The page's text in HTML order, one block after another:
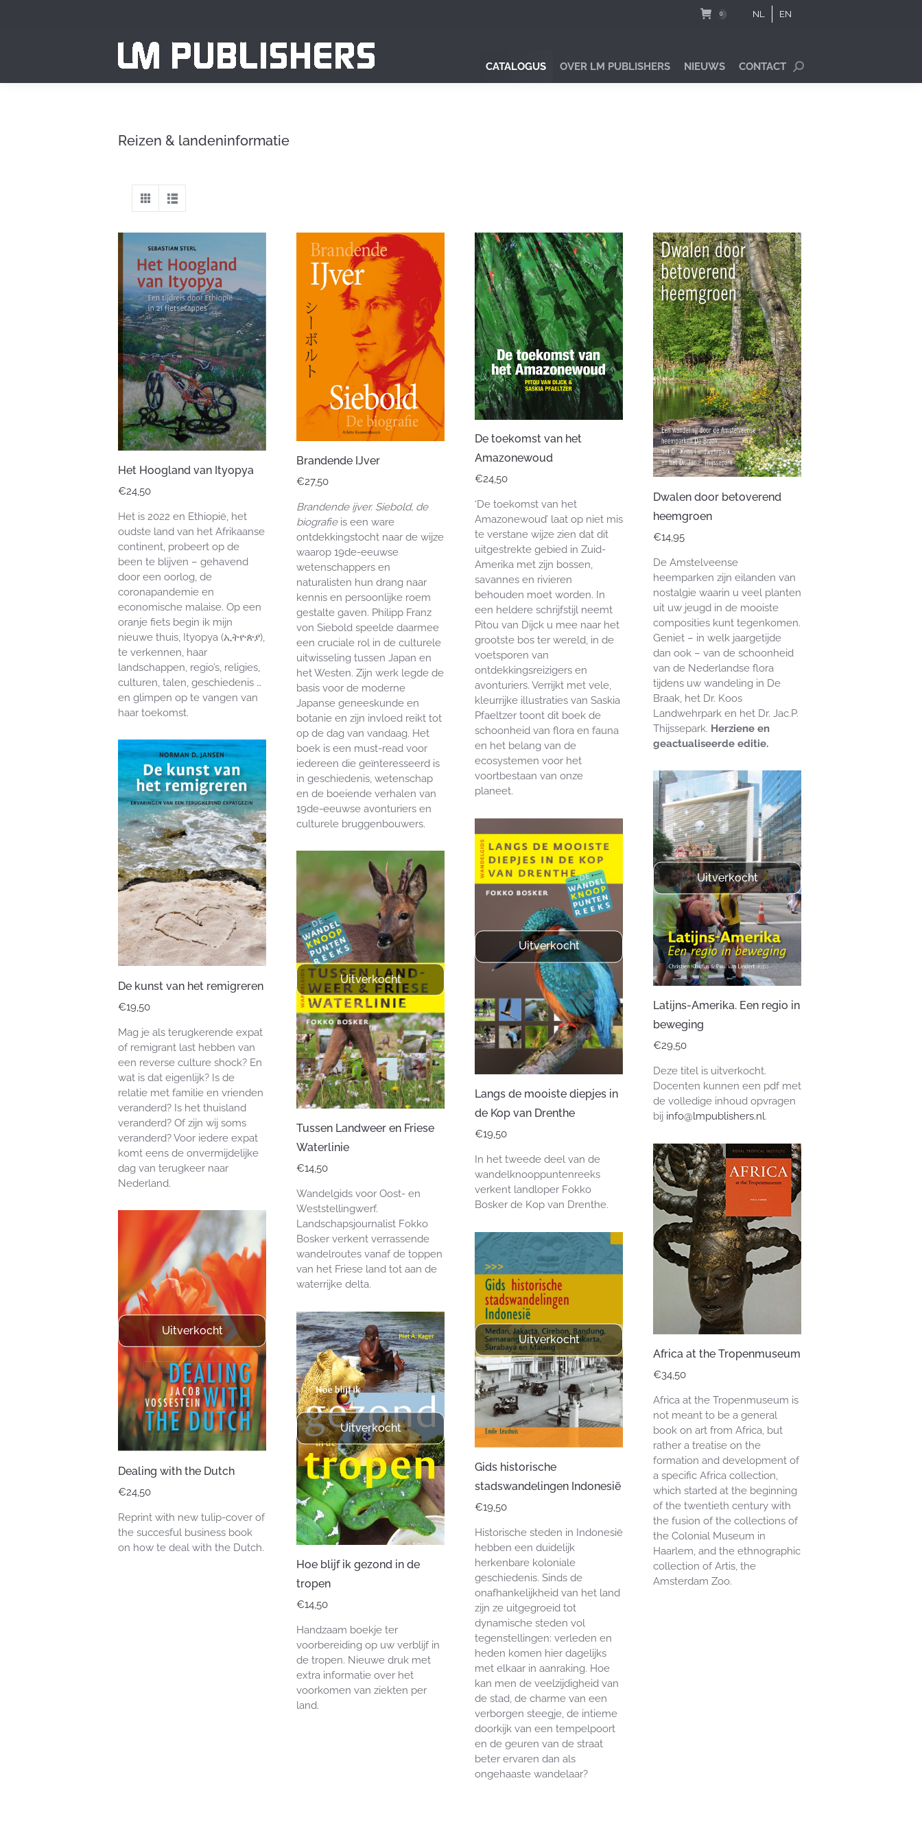
0 NL EN
CATALOGUS OVER LM PUBLISHERS NIEUWS CONTACT Search:
Reizen & landeninformatie
Het Hoogland van Ityopya
€24,50
Het is 2022 en Ethiopië, het
oudste land van het Afrikaanse
continent, probeert op de
been te blijven – gehavend
door een oorlog, de
coronapandemie en
economische malaise. Op een
oranje fiets begin ik mijn
nieuwe thuis, Ityopya (ኢትዮጵያ),
te verkennen, haar
landschappen, regio’s, religies,
culturen, talen, geschiedenis …
en glimpen op te vangen van
haar toekomst.
Brandende IJver
€27,50
Brandende ijver. Siebold, de
biografieis een ware
ontdekkingstocht naar de wijze
waarop 19de-eeuwse
wetenschappers en
naturalisten hun drang naar
kennis en persoonlijke roem
gestalte gaven. Philipp Franz
von Siebold speelde daarmee
een cruciale rol in de culturele
uitwisseling tussen Japan en
het Westen. Zijn werk legde de
basis voor de moderne
Japanse geneeskunde en
botanie en zijn invloed reikt tot
op de dag van vandaag. Het
boek is een must-read voor
iedereen die geïnteresseerd is
in geschiedenis, wetenschap
en de boeiende verhalen van
19de-eeuwse avonturiers en
culturele bruggenbouwers.
De toekomst van het
Amazonewoud
€24,50
‘De toekomst van het
Amazonewoud’ laat op niet mis
te verstane wijze zien dat dit
uitgestrekte gebied in Zuid-
Amerika met zijn bossen,
savannes en rivieren
behouden moet worden. In
een heldere schrijfstijl neemt
Pitou van Dijck u mee naar het
grootste bos ter wereld, in de
voetsporen van
ontdekkingsreizigers en
avonturiers. Verrijkt met vele,
kleurrijke illustraties van Saskia
Pfaeltzer toont dit boek de
schoonheid van flora en fauna
en het belang van de
ecosystemen voor het
voortbestaan van onze
planeet.
Dwalen door betoverend
heemgroen
€14,95
De Amstelveense
heemparken zijn eilanden van
nostalgie waarin u veel planten
uit uw jeugd in de mooiste
composities kunt tegenkomen.
Geniet – in welk jaargetijde
dan ook – van de schoonheid
van de Nederlandse flora
tijdens uw wandeling in De
Braak, het Dr. Koos
Landwehrpark en het Dr. Jac.P.
Thijssepark. Herziene en
geactualiseerde editie.
De kunst van het remigreren
€19,50
Mag je als terugkerende expat
of remigrant last hebben van
een reverse culture shock? En
wat is dat eigenlijk? Is de
relatie met familie en vrienden
veranderd? Is het thuisland
veranderd? Of zijn wij soms
veranderd? Voor iedere expat
komt eens de onvermijdelijke
dag van terugkeer naar
Nederland.
Uitverkocht
Latijns-Amerika. Een regio in
beweging
€29,50
Deze titel is uitverkocht.
Docenten kunnen een pdf met
de volledige inhoud opvragen
bij info@lmpublishers.nl.
Uitverkocht
Langs de mooiste diepjes in
de Kop van Drenthe
€19,50
In het tweede deel van de
wandelknooppuntenreeks
verkent landloper Fokko
Bosker de Kop van Drenthe.
Uitverkocht
Tussen Landweer en Friese
Waterlinie
€14,50
Wandelgids voor Oost- en
Weststellingwerf.
Landschapsjournalist Fokko
Bosker verkent verrassende
wandelroutes vanaf de toppen
van het Friese land tot aan de
waterrijke delta.
Africa at the Tropenmuseum
€34,50
Africa at the Tropenmuseum is
not meant to be a general
book on art from Africa, but
rather a treatise on the
formation and development of
a specific Africa collection,
which started at the beginning
of the twentieth century with
the fusion of the collections of
the Colonial Museum in
Haarlem, and the ethnographic
collection of Artis, the
Amsterdam Zoo.
Uitverkocht
Dealing with the Dutch
€24,50
Reprint with new tulip-cover of
the succesful business book
on how te deal with the Dutch.
Uitverkocht
Gids historische
stadswandelingen Indonesië
€19,50
Historische steden in Indonesië
hebben een duidelijk
herkenbare koloniale
geschiedenis. Sinds de
onafhankelijkheid van het land
zijn ze uitgegroeid tot
dynamische steden vol
tegenstellingen: verleden en
heden komen hier dagelijks
met elkaar in aanraking. Hoe
kan men de veelzijdigheid van
de stad, de charme van een
verborgen steegje, de intieme
doorkijk van een tempelpoort
en de geuren van de straat
beter ervaren dan als
ongehaaste wandelaar?
Uitverkocht
Hoe blijf ik gezond in de
tropen
€14,50
Handzaam boekje ter
voorbereiding op uw verblijf in
de tropen. Nieuwe druk met
extra informatie over het
voorkomen van ziekten per
land.